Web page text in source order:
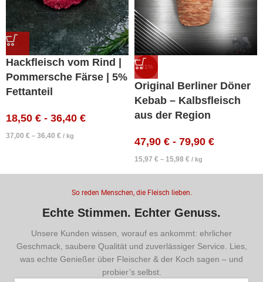
Hackfleisch vom Rind |
Pommersche Färse | 5%
Fettanteil
18,50 € - 36,40 €
37,00 € – 36,40 € / kg
-31%
Original Berliner Döner
Kebab – Kalbsfleisch
aus der Region
47,90 € - 79,90 €
15,97 € – 15,98 € / kg
So reden Menschen, die Fleisch lieben.
Echte Stimmen. Echter Genuss.
Unsere Kunden wissen, worauf es ankommt: ehrlicher
Geschmack, saubere Qualität und zuverlässiger Service. Lies,
was echte Genießer über Fleischer & der Koch sagen – und
probier’s selbst.